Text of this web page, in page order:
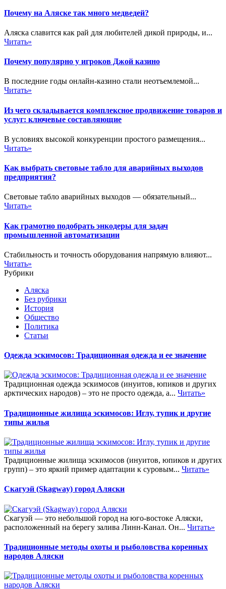
Почему на Аляске так много медведей?
Аляска славится как рай для любителей дикой природы, и...
Читать»
Почему популярно у игроков Джой казино
В последние годы онлайн-казино стали неотъемлемой...
Читать»
Из чего складывается комплексное продвижение товаров и
услуг: ключевые составляющие
В условиях высокой конкуренции простого размещения...
Читать»
Как выбрать световые табло для аварийных выходов
предприятия?
Световые табло аварийных выходов — обязательный...
Читать»
Как грамотно подобрать энкодеры для задач
промышленной автоматизации
Стабильность и точность оборудования напрямую влияют...
Читать»
Рубрики
Аляска
Без рубрики
История
Общество
Политика
Статьи
Одежда эскимосов: Традиционная одежда и ее значение
Традиционная одежда эскимосов (инуитов, юпиков и других
арктических народов) – это не просто одежда, а... Читать»
Традиционные жилища эскимосов: Иглу, тупик и другие
типы жилья
Традиционные жилища эскимосов (инуитов, юпиков и других
групп) – это яркий пример адаптации к суровым... Читать»
Скагуэй (Skagway) город Аляски
Скагуэй — это небольшой город на юго-востоке Аляски,
расположенный на берегу залива Линн-Канал. Он... Читать»
Традиционные методы охоты и рыболовства коренных
народов Аляски